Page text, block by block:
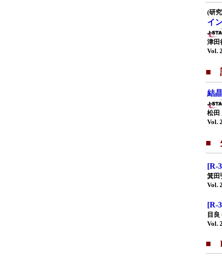
(研
イ
津田
Vol.
■
結
松田
Vol.
■
[R-
箕田
Vol.
[R-
目良
Vol.
■